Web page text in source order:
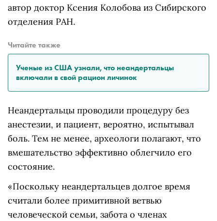
автор доктор Ксения Колобова из Сибирского
отделения РАН.
Читайте также
Ученые из США узнали, что неандертальцы
включали в свой рацион личинок
Неандертальцы проводили процедуру без
анестезии, и пациент, вероятно, испытывал
боль. Тем не менее, археологи полагают, что
вмешательство эффективно облегчило его
состояние.
«Поскольку неандертальцев долгое время
считали более примитивной ветвью
человеческой семьи, забота о членах